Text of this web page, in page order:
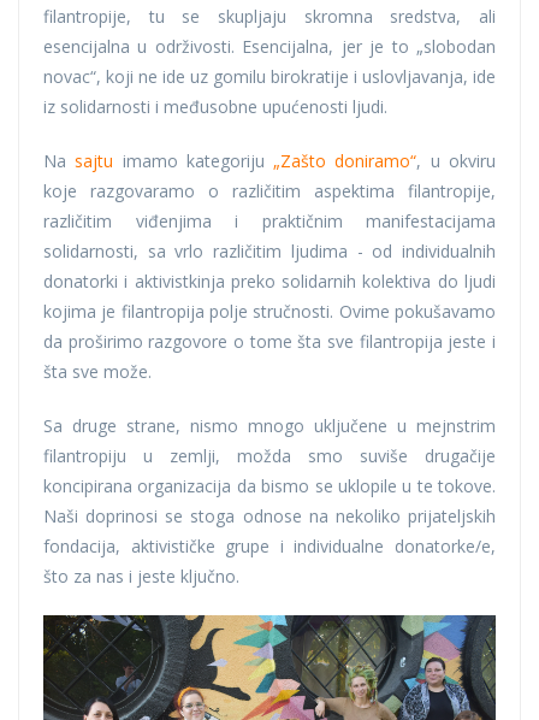
filantropije, tu se skupljaju skromna sredstva, ali
esencijalna u održivosti. Esencijalna, jer je to „slobodan
novac“, koji ne ide uz gomilu birokratije i uslovljavanja, ide
iz solidarnosti i međusobne upućenosti ljudi.
Nasajtu imamo kategoriju „Zašto doniramo“, u okviru
koje razgovaramo o različitim aspektima filantropije,
različitim viđenjima i praktičnim manifestacijama
solidarnosti, sa vrlo različitim ljudima - od individualnih
donatorki i aktivistkinja preko solidarnih kolektiva do ljudi
kojima je filantropija polje stručnosti. Ovime pokušavamo
da proširimo razgovore o tome šta sve filantropija jeste i
šta sve može.
Sa druge strane, nismo mnogo uključene u mejnstrim
filantropiju u zemlji, možda smo suviše drugačije
koncipirana organizacija da bismo se uklopile u te tokove.
Naši doprinosi se stoga odnose na nekoliko prijateljskih
fondacija, aktivističke grupe i individualne donatorke/e,
što za nas i jeste ključno.